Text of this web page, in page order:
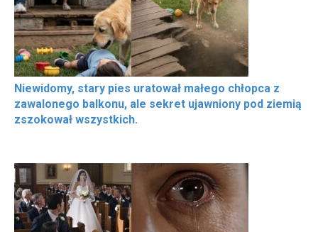
Niewidomy, stary pies uratował małego chłopca z
zawalonego balkonu, ale sekret ujawniony pod ziemią
zszokował wszystkich.